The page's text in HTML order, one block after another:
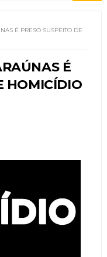
É PRESO SUSPEITO DE
É
HOMICÍDIO